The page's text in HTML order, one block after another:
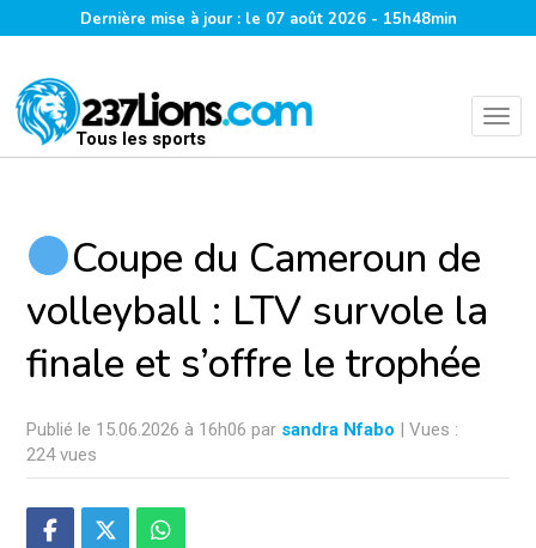
Dernière mise à jour : le 07 août 2026 - 15h48min
Tous les sports
Coupe du Cameroun de
volleyball : LTV survole la
finale et s’offre le trophée
Publié le 15.06.2026 à 16h06 par sandra Nfabo | Vues :
224 vues